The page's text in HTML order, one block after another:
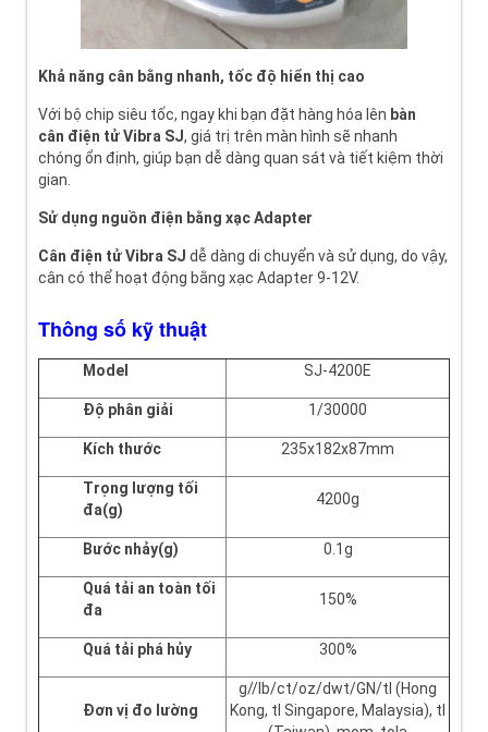
Khả năng cân bằng nhanh, tốc độ hiển thị cao
Với bộ chip siêu tốc, ngay khi bạn đặt hàng hóa lên bàn
cân điện tử Vibra SJ, giá trị trên màn hình sẽ nhanh
chóng ổn định, giúp bạn dễ dàng quan sát và tiết kiệm thời
gian.
Sử dụng nguồn điện bằng xạc Adapter
Cân điện tử Vibra SJ dễ dàng di chuyển và sử dụng, do vậy,
cân có thể hoạt động bằng xạc Adapter 9-12V.
Thông số kỹ thuật
Model SJ-4200E
Độ phân giải 1/30000
Kích thước 235x182x87mm
Trọng lượng tối
đa(g)
4200g
Bước nhảy(g) 0.1g
Quá tải an toàn tối
đa
150%
Quá tải phá hủy 300%
Đơn vị đo lường
g//lb/ct/oz/dwt/GN/tl (Hong
Kong, tl Singapore, Malaysia), tl